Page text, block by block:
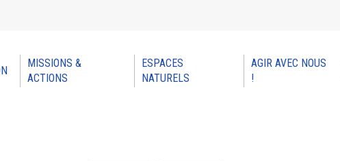
MISSIONS &
ACTIONS
ESPACES
NATURELS
AGIR AVEC NOUS
!